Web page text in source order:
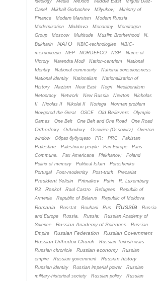
ideology
Media
Miguel Diaz-
Canel
Mikhail Gorbachev Milyukov;
Ministry of
Finance
Modern Marxism
Modern Russia
Modernization
Moldova Monarchy
Mondragon
Group
Moscow Multitude Muslim Brotherhood
N.
Bukharin
NATO NBIC-technologies
NBIC-
технологии
NEP NORDEFCO NSR
Name of
Victory
Narendra Modi Nation-centrism
National
Identity
National community
National consciousness
National identity
Nationalism
Nationalization of
History
Nazism Near East Negri
Neoliberalism
Netocracy
Network New Russia Newton
Nicholas
II
Nicolas II Nikolai II Noriega
Norman problem
Novgorod the Great
OSCE Old Believers
Olympic
Games
One Belt One Belt and One Road One Road
Orthodoxy Orthodoxy. Osowiec (Ossowitz)
Overton
window
Oбраз будущего PR; PRC Pakistan
Palestine Palestinian people Pan-Europe
Paris
Commune.
Pax Americana Plekhanov;
Poland
Politic of memory
Political Islam
Poroshenko
Portugal
Post-modernity Post-truth Precariat
President Yeltsin Primakov Putin
R. Luxemburg
R3
Raskol Raul Castro Refugees
Republic of
Armenia
Republic of Belarus Republic of Moldova
Romania Rosstat Rouhani Rus Russia
Russia
and Europe
Russia. Russia;
Russian Academy of
Science
Russian Academy of Sciences
Russian
Empire
Russian Federation
Russian Government
Russian Orthodox Church
Russian Turkish wars
Russian chronicle
Russian economy
Russian
empire
Russian government Russian history
Russian identity Russian imperial power
Russian
military-historical society
Russian policy Russian